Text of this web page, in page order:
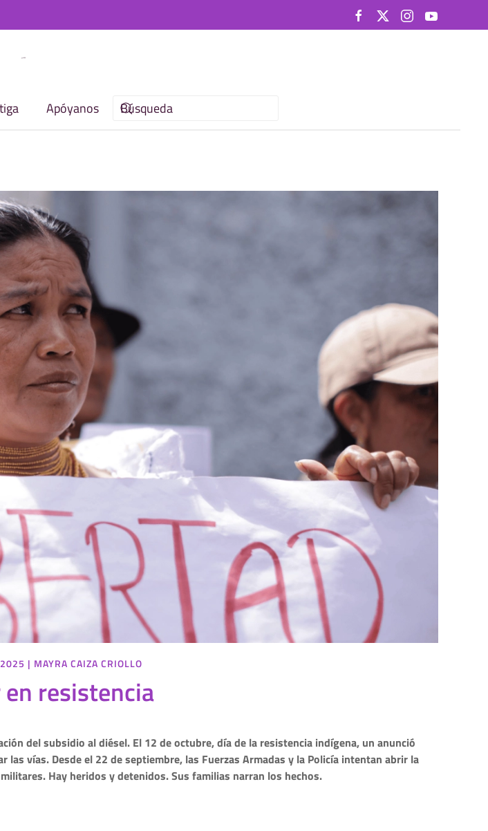
Apóyanos
| MAYRA CAIZA CRIOLLO
resistencia
del subsidio al diésel. El 12 de octubre, día de la resistencia indígena, un anunció
vías. Desde el 22 de septiembre, las Fuerzas Armadas y la Policía intentan abrir la
Hay heridos y detenidos. Sus familias narran los hechos.